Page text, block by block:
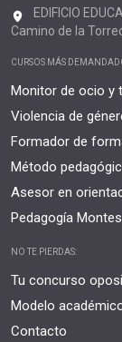
EDIFICIO
Camino de la
CURSOS MÁS
Monitor de ocio y
Violencia de
Formador de
Método
Asesor en
Pedagogía
NO TE PIERDAS:
Tu concurso
Modelo
Contacto